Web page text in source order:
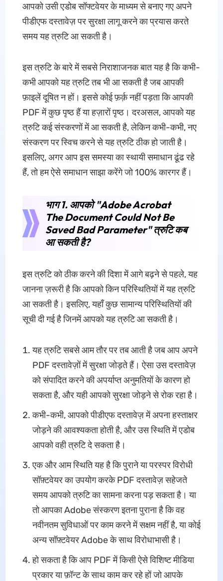
आपको उसी एडोब सॉफ्टवेयर के माध्यम से बनाए गए अपने
पीडीएफ दस्तावेज़ पर सुरक्षा लागू करने का प्रयास करते
समय यह त्रुटि आ सकती है।
इस त्रुटि के बारे में सबसे निराशाजनक बात यह है कि कभी-
कभी आपको यह त्रुटि तब भी आ सकती है जब आपकी
फ़ाइलें दूषित न हों। इससे कोई फ़र्क़ नहीं पड़ता कि आपकी
PDF में कुछ पृष्ठ हैं या हज़ारों पृष्ठ। दरअसल, आपको यह
त्रुटि कई संस्करणों में आ सकती है, लेकिन कभी-कभी, नए
संस्करण पर स्विच करने से यह त्रुटि ठीक हो जाती है।
इसलिए, अगर आप इस समस्या का स्थायी समाधान ढूंढ रहे
हैं, तो हम ऐसे समाधान साझा करेंगे जो 100% कारगर हैं।
भाग 1. आपको "Adobe Acrobat
The Document Could Not Be
Saved Bad Parameter" त्रुटि कब
आ सकती है?
इस त्रुटि को ठीक करने की दिशा में आगे बढ़ने से पहले, यह
जानना ज़रूरी है कि आपको किन परिस्थितियों में यह त्रुटि
आ सकती है। इसलिए, यहाँ कुछ सामान्य परिस्थितियों की
सूची दी गई है जिनमें आपको यह त्रुटि आ सकती है।
यह त्रुटि सबसे आम तौर पर तब आती है जब आप अपने
PDF दस्तावेज़ों में सुरक्षा जोड़ते हैं। ऐसा उस दस्तावेज़
को संपादित करने की अपर्याप्त अनुमतियों के कारण हो
सकता है, और यही आपको सुरक्षा जोड़ने से रोक रहा है।
कभी-कभी, आपको पीडीएफ दस्तावेज़ में अपना हस्ताक्षर
जोड़ने की आवश्यकता होती है, और उस स्थिति में एडोब
आपको वही त्रुटि दे सकता है।
एक और आम स्थिति यह है कि पुराने या परस्पर विरोधी
सॉफ़्टवेयर का उपयोग करके PDF दस्तावेज़ सहेजते
समय आपको त्रुटि का सामना करना पड़ सकता है। या
तो आपका Adobe संस्करण इतना पुराना है कि वह
नवीनतम सुविधाओं पर काम करने में सक्षम नहीं है, या कोई
अन्य सॉफ़्टवेयर Adobe के साथ विरोधाभासी है।
हो सकता है कि आप PDF में किसी ऐसे विशिष्ट मीडिया
प्रकार या फ़ॉन्ट के साथ काम कर रहे हों जो आपके